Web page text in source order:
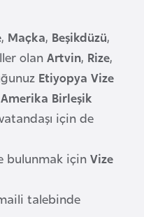
, Maçka, Beşikdüzü,
olan Artvin, Rize,
Etiyopya Vize
Amerika Birleşik
için de
bulunmak için Vize
talebinde